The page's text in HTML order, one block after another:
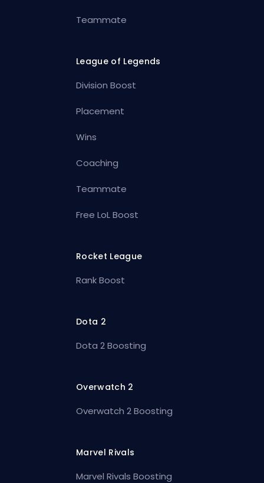
Teammate
League of Legends
Division Boost
Placement
Wins
Coaching
Teammate
Free LoL Boost
Rocket League
Rank Boost
Dota 2
Dota 2 Boosting
Overwatch 2
Overwatch 2 Boosting
Marvel Rivals
Marvel Rivals Boosting